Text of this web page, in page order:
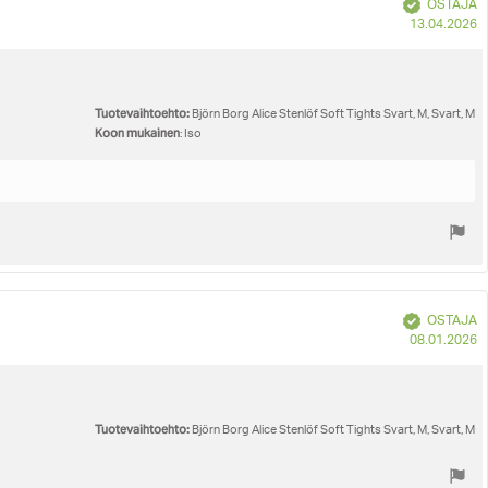
OSTAJA
13.04.2026
Tuotevaihtoehto: Björn Borg Alice Stenlöf Soft Tights Svart, M, Svart, M
Koon mukainen: Iso
Vahvistettu
OSTAJA
08.01.2026
Tuotevaihtoehto: Björn Borg Alice Stenlöf Soft Tights Svart, M, Svart, M